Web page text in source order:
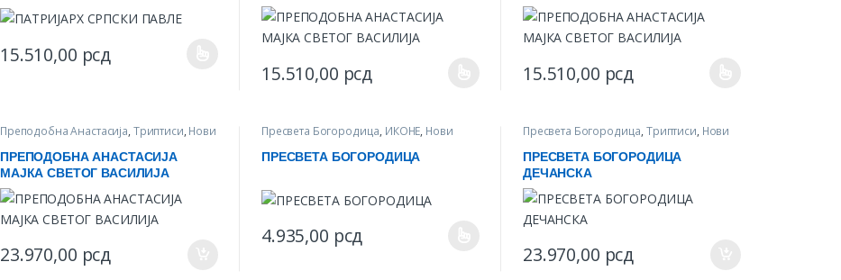
15.510,00 рсд
This product has multiple variants. The options may be chosen on the product page
15.510,00 рсд
This product has multiple variants. The options may be chosen on the product page
15.510,00 рсд
This product has multiple variants. The options may
Преподобна Анастасија, Триптиси, Нови
производи
ПРЕПОДОБНА АНАСТАСИЈА
МАЈКА СВЕТОГ ВАСИЛИЈА
23.970,00 рсд
Пресвета Богородица, ИКОНЕ, Нови
производи
ПРЕСВЕТА БОГОРОДИЦА
4.935,00 рсд
This product has multiple variants. The options may be chosen on the product page
Пресвета Богородица,Триптиси, Нови
производи
ПРЕСВЕТА БОГОРОДИЦА
ДЕЧАНСКА
23.970,00 рсд